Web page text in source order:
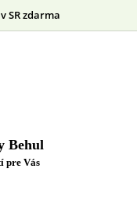
SR zdarma
Behul
pre Vás